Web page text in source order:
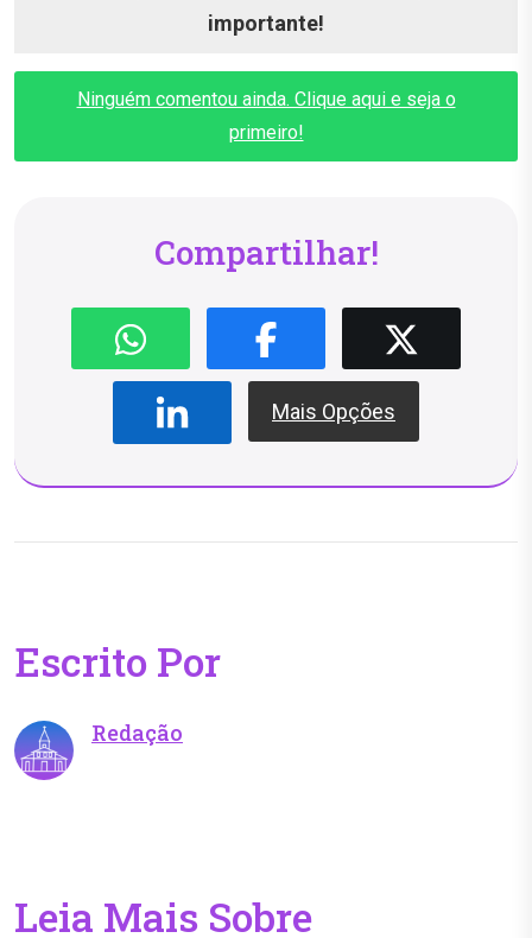
importante!
Ninguém comentou ainda. Clique aqui e seja o
primeiro!
Compartilhar!
Mais Opções
Escrito Por
Redação
Leia Mais Sobre